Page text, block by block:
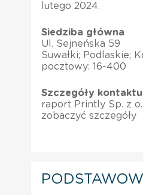
lutego 2024.
Siedziba główna
Ul. Sejneńska 59
Suwałki; Podlaskie;
pocztowy: 16-400
Szczegóły
raport Printly Sp. z
zobaczyć szczegóły